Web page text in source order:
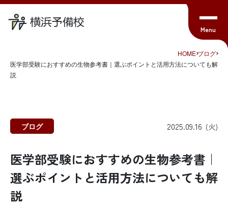
HOME ブログ
医学部受験におすすめの生物参考書｜選ぶポイントと活用方法についても解
説
ブログ 2025.09.16 (火)
医学部受験におすすめの生物参考書｜
選ぶポイントと活用方法についても解
説